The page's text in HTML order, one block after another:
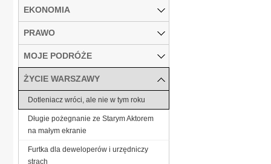
EKONOMIA
PRAWO
MOJE PODRÓŻE
ŻYCIE WARSZAWY
Dotleniacz wróci, ale nie w tym roku
Długie pożegnanie ze Starym Aktorem
na małym ekranie
Furtka dla deweloperów i urzędniczy
strach